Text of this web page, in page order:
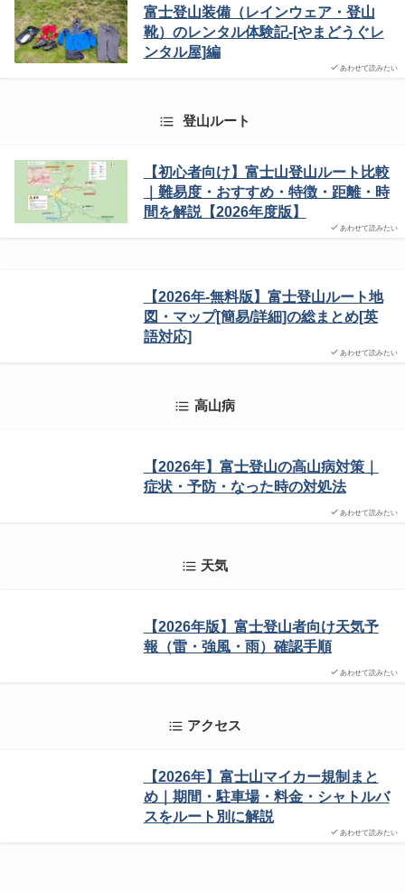
あわせて読みたい
富士登山装備（レインウェア・登山
靴）のレンタル体験記-[やまどうぐレ
ンタル屋]編
登山ルート
あわせて読みたい
【初心者向け】富士山登山ルート比較
｜難易度・おすすめ・特徴・距離・時
間を解説【2026年度版】
あわせて読みたい
【2026年-無料版】富士登山ルート地
図・マップ[簡易/詳細]の総まとめ[英
語対応]
高山病
あわせて読みたい
【2026年】富士登山の高山病対策｜
症状・予防・なった時の対処法
天気
あわせて読みたい
【2026年版】富士登山者向け天気予
報（雷・強風・雨）確認手順
アクセス
あわせて読みたい
【2026年】富士山マイカー規制まと
め｜期間・駐車場・料金・シャトルバ
スをルート別に解説